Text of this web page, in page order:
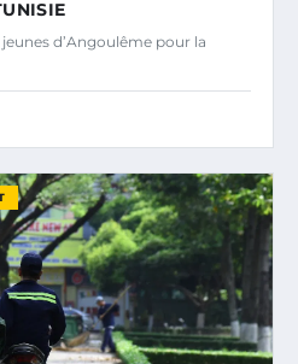
d’Angoulême pour la